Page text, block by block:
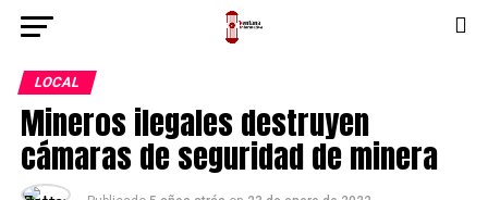
LOCAL
Mineros ilegales destruyen
cámaras de seguridad de minera